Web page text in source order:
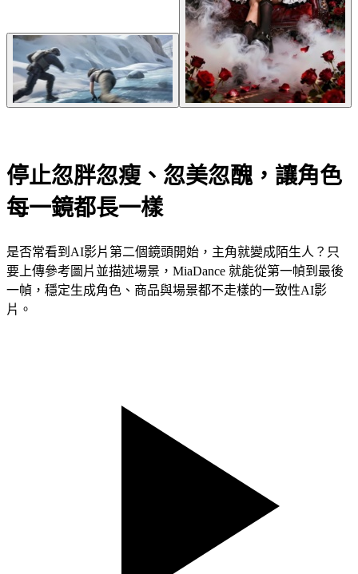
停止忽胖忽瘦、忽美忽醜，讓角色
每一鏡都長一樣
是否常看到AI影片第二個鏡頭開始，主角就變成陌生人？只
要上傳參考圖片並描述場景，MiaDance 就能從第一幀到最後
一幀，穩定生成角色、商品與場景都不走樣的一致性AI影
片。